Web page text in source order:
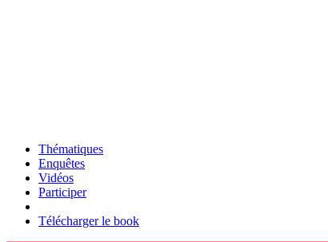
Thématiques
Enquêtes
Vidéos
Participer
Télécharger le book